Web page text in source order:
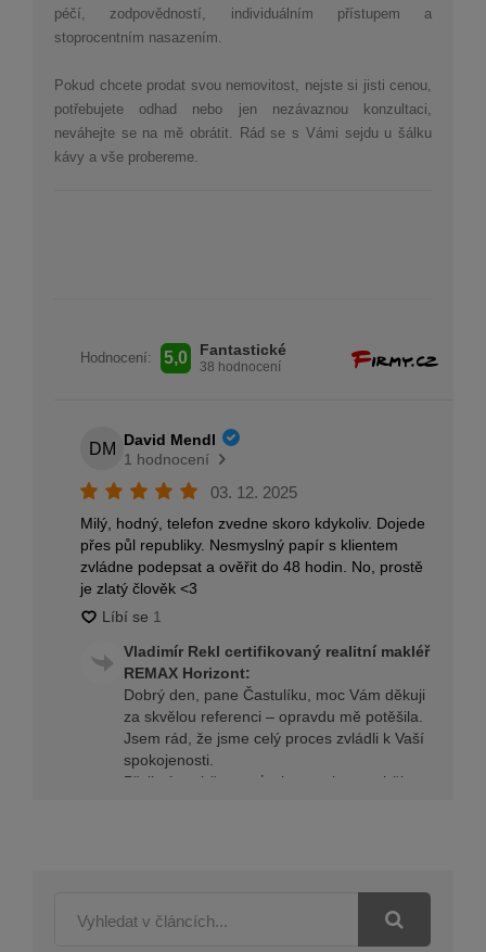
péčí, zodpovědností, individuálním přístupem a
stoprocentním nasazením.
Pokud chcete prodat svou nemovitost, nejste si jisti cenou,
potřebujete odhad nebo jen nezávaznou konzultaci,
neváhejte se na mě obrátit. Rád se s Vámi sejdu u šálku
kávy a vše probereme.